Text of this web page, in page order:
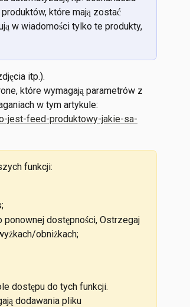
które mają zostać
w wiadomości tylko te produkty,
itp.).
które wymagają parametrów z
w tym artykule:
jest-feed-produktowy-jakie-sa-
funkcji:
dostępności, Ostrzegaj
obniżkach;
dostępu do tych funkcji.
dodawania pliku